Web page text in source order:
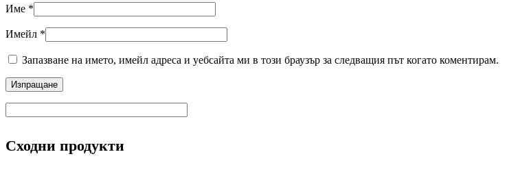
Име *
Имейл *
Запазване на името, имейл адреса и уебсайта ми в този браузър за следващия път когато коментирам.
Сходни продукти